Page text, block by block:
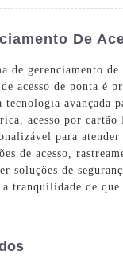
De
de gerenciamento
acesso de ponta é
avançada
acesso por
para
de acesso,
soluções de
tranquilidade de que